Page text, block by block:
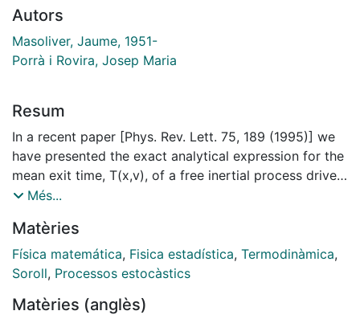
Autors
Masoliver, Jaume, 1951-
Porrà i Rovira, Josep Maria
Resum
In a recent paper [Phys. Rev. Lett. 75, 189 (1995)] we
have presented the exact analytical expression for the
mean exit time, T(x,v), of a free inertial process driven
by Gaussian white noise out of a region (0,L) in space.
employed and present results on asymptotic
properties and averages of T(x,v).
Més...
Matèries
Física matemática, Fisica estadística, Termodinàmica,
Soroll, Processos estocàstics
Matèries (anglès)